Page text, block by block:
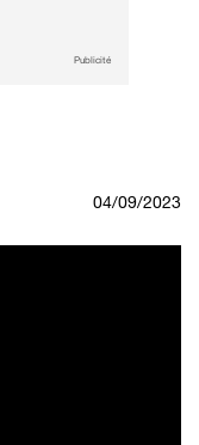
Publicité
04/09/2023